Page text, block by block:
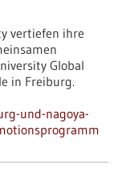
vertiefen ihre
Global
in Freiburg.
und-nagoya-